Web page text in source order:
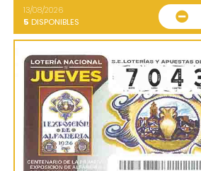
13/08/2026
5 DISPONIBLES